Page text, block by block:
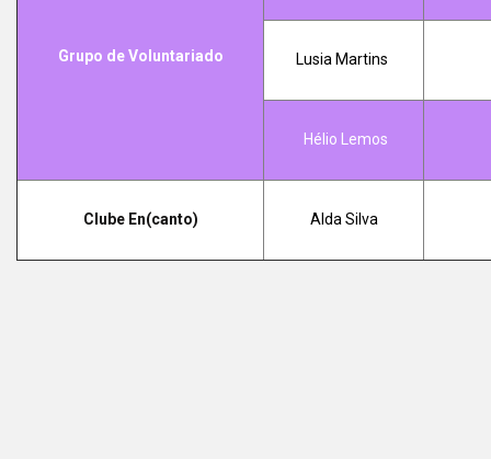
Grupo de Voluntariado Lusia Martins
Hélio Lemos
Clube En(canto) Alda Silva